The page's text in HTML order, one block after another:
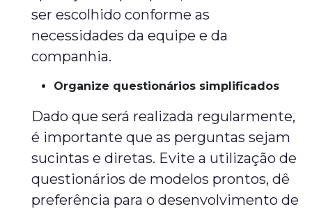
ser escolhido conforme as
necessidades da equipe e da
companhia.
Organize questionários simplificados
Dado que será realizada regularmente,
é importante que as perguntas sejam
sucintas e diretas. Evite a utilização de
questionários de modelos prontos, dê
preferência para o desenvolvimento de